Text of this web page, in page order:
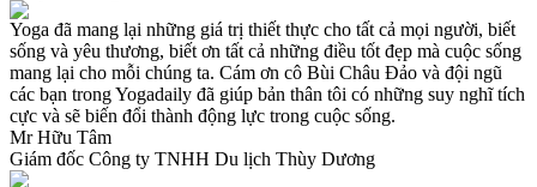
Yoga đã mang lại những giá trị thiết thực cho tất cả mọi người, biết
sống và yêu thương, biết ơn tất cả những điều tốt đẹp mà cuộc sống
mang lại cho mỗi chúng ta. Cám ơn cô Bùi Châu Đảo và đội ngũ
các bạn trong Yogadaily đã giúp bản thân tôi có những suy nghĩ tích
cực và sẽ biến đổi thành động lực trong cuộc sống.
Mr Hữu Tâm
Giám đốc Công ty TNHH Du lịch Thùy Dương